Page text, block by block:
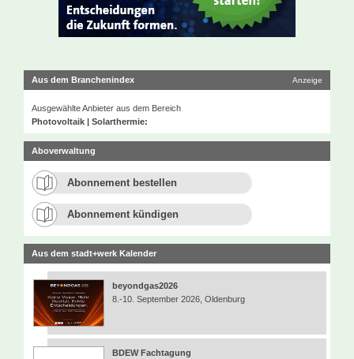
Aus dem Branchenindex Anzeige
Ausgewählte Anbieter aus dem Bereich
Photovoltaik | Solarthermie:
Aboverwaltung
Abonnement bestellen
Abonnement kündigen
Aus dem stadt+werk Kalender
beyondgas2026
8.-10. September 2026, Oldenburg
BDEW Fachtagung